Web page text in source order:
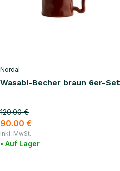
Nordal
Wasabi-Becher braun 6er-Set
120.00 €
90.00 €
Inkl. MwSt.
• Auf Lager